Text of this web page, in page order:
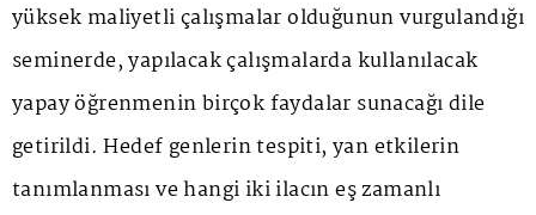
yüksek maliyetli çalışmalar olduğunun vurgulandığı
seminerde, yapılacak çalışmalarda kullanılacak
yapay öğrenmenin birçok faydalar sunacağı dile
getirildi. Hedef genlerin tespiti, yan etkilerin
tanımlanması ve hangi iki ilacın eş zamanlı